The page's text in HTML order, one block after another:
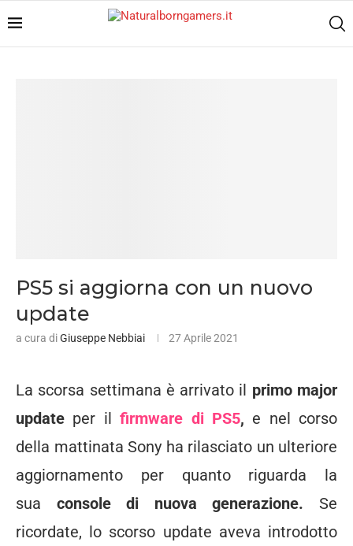
PS5 si aggiorna con un nuovo
update
a cura diGiuseppe Nebbiai 27 Aprile 2021
La scorsa settimana è arrivato il primo major
update per ilfirmware di PS5, e nel corso
della mattinata Sony ha rilasciato un ulteriore
aggiornamento per quanto riguarda la
sua console di nuova generazione.Se
ricordate, lo scorso update aveva introdotto